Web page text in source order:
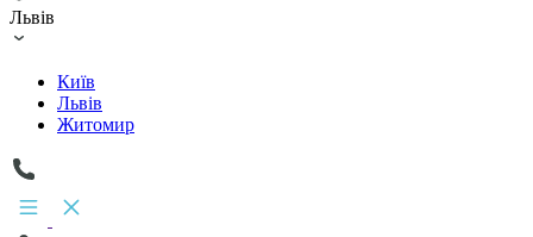
Львів
Київ
Львів
Житомир